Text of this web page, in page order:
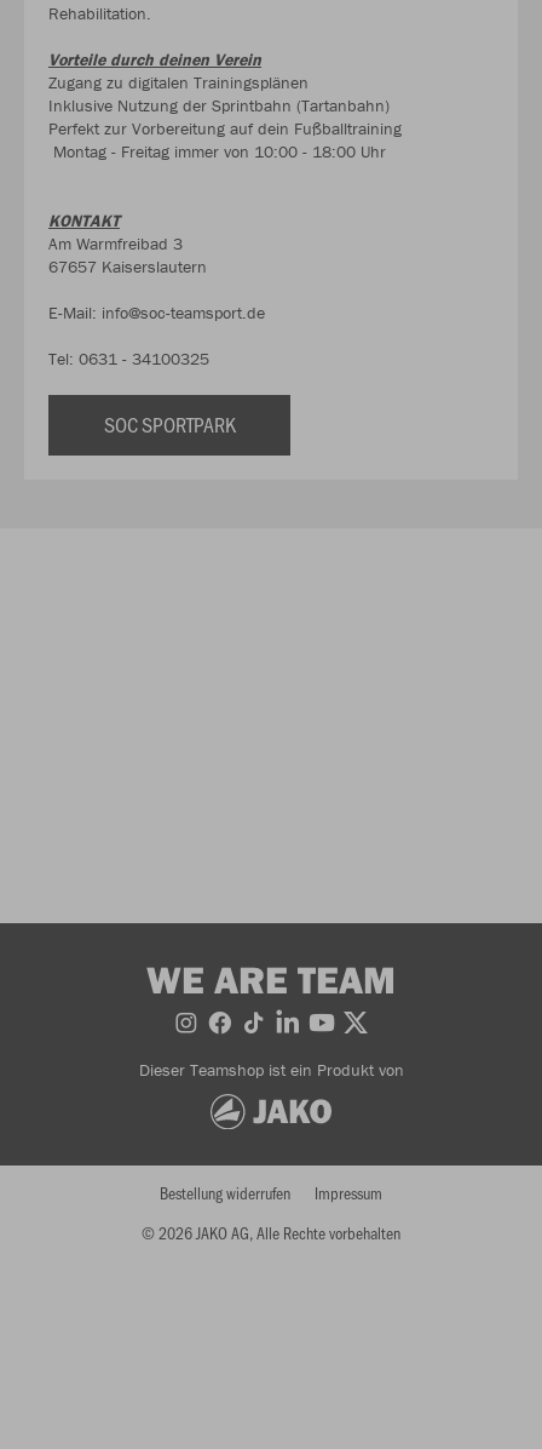
Rehabilitation.
Vorteile durch deinen Verein
Zugang zu digitalen Trainingsplänen
Inklusive Nutzung der Sprintbahn (Tartanbahn)
Perfekt zur Vorbereitung auf dein Fußballtraining
Montag - Freitag immer von 10:00 - 18:00 Uhr
KONTAKT
Am Warmfreibad 3
67657 Kaiserslautern
E-Mail: info@soc-teamsport.de
Tel: 0631 - 34100325
SOC SPORTPARK
WE ARE TEAM
Dieser Teamshop ist ein Produkt von
© 2026 JAKO AG, Alle Rechte vorbehalten
Bestellung widerrufen Impressum